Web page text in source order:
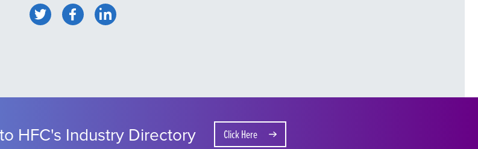
HFC's Industry Directory Click Here